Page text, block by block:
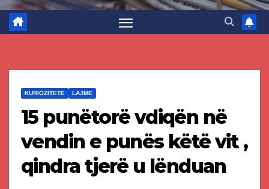
KURIOZITETE LAJME
15 punëtorë vdiqën në
vendin e punës këtë vit ,
qindra tjerë u lënduan